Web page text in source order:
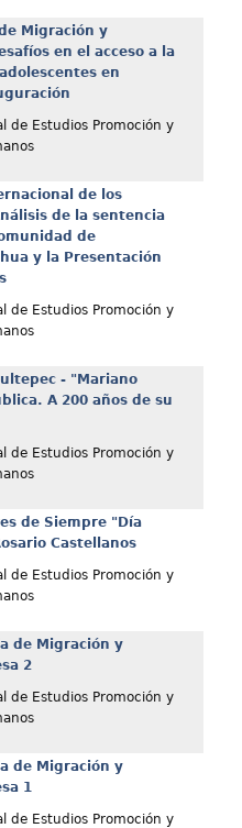
Migración y
en el acceso a la
en
de Estudios Promoción y
de los
de la sentencia
de
y la Presentación
de Estudios Promoción y
- "Mariano
A 200 años de su
de Estudios Promoción y
de Siempre "Día
Castellanos
de Estudios Promoción y
de Migración y
2
de Estudios Promoción y
de Migración y
1
de Estudios Promoción y